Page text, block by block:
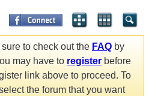
to check out the FAQ by
may have to register before
link above to proceed. To
the forum that you want